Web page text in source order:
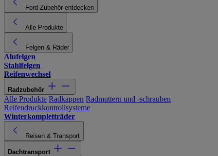
Ford Zubehör entdecken
Alle Produkte
Felgen & Räder
Alufelgen
Stahlfelgen
Reifenwechsel
Radzubehör
Alle Produkte Radkappen Radmuttern und -schrauben
Reifendruckkontrollsysteme
Winterkompletträder
Reisen & Transport
Dachtransport